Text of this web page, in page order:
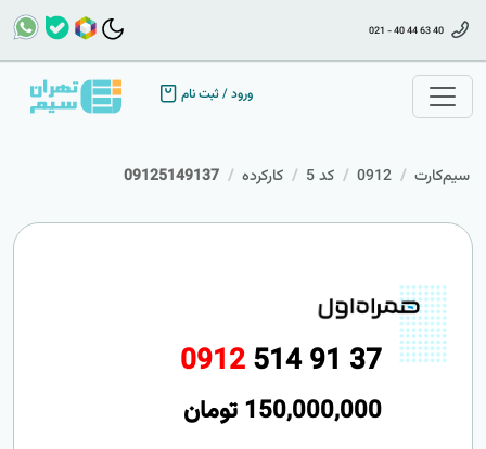
021 - 40 44 63 40
ورود/ثبت نام
سیم‌کارت 0912 کد 5 کارکرده 09125149137
091251491 37
150,000,000 تومان